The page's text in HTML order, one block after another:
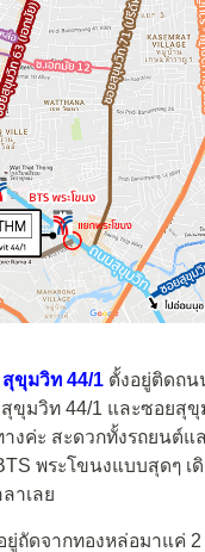
ขุมวิท 44/1 ตั้งอยู่ติดถ
สุขุมวิท 44/1 และซอยสุ
างค่ะ สะดวกทั้งรถยนต์แ
พระโขนงแบบสุดๆ เ
าเลย
ยู่ถัดจากทองหล่อมาแค่